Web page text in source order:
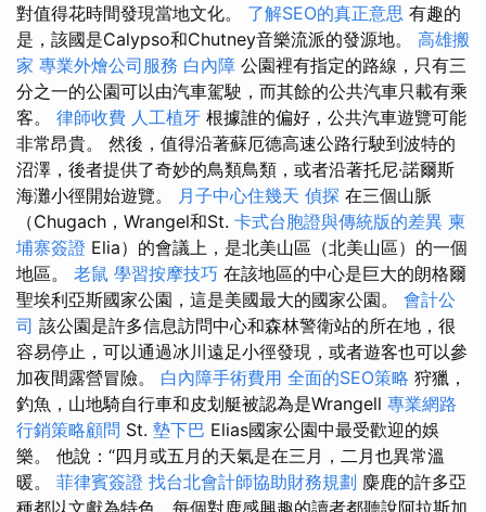
對值得花時間發現當地文化。 了解SEO的真正意思 有趣的
是，該國是Calypso和Chutney音樂流派的發源地。 高雄搬
家 專業外燴公司服務 白內障 公園裡有指定的路線，只有三
分之一的公園可以由汽車駕駛，而其餘的公共汽車只載有乘
客。 律師收費 人工植牙 根據誰的偏好，公共汽車遊覽可能
非常昂貴。 然後，值得沿著蘇厄德高速公路行駛到波特的
沼澤，後者提供了奇妙的鳥類鳥類，或者沿著托尼·諾爾斯
海灘小徑開始遊覽。
月子中心住幾天 偵探 在三個山脈
（Chugach，Wrangel和St. 卡式台胞證與傳統版的差異 柬
埔寨簽證 Elia）的會議上，是北美山區（北美山區）的一個
地區。 老鼠 學習按摩技巧 在該地區的中心是巨大的朗格爾
聖埃利亞斯國家公園，這是美國最大的國家公園。 會計公
司 該公園是許多信息訪問中心和森林警衛站的所在地，很
容易停止，可以通過冰川遠足小徑發現，或者遊客也可以參
加夜間露營冒險。 白內障手術費用 全面的SEO策略 狩獵，
釣魚，山地騎自行車和皮划艇被認為是Wrangell 專業網路
行銷策略顧問 St. 墊下巴 Elias國家公園中最受歡迎的娛
樂。 他說：“四月或五月的天氣是在三月，二月也異常溫
暖。 菲律賓簽證 找台北會計師協助財務規劃 麋鹿的許多亞
種都以文獻為特色，每個對鹿感興趣的讀者都聽說阿拉斯加